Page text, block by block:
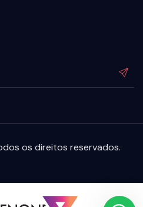
os direitos reservados.